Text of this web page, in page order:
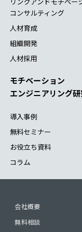
(3) 共同利用する者の
上記利用目的の範囲
とがあります。
(4) 共同利用する個人
(5) 取得方法
よって共有します。
護方針（4.開示、訂
続きをお願いいたし
が、以下の宛先にご
E-Mail：
コンサルティング
人材育成
組織開発
人材採用
モチベーション
エンジニアリング
導入事例
無料セミナー
お役立ち資料
コラム
会社概要
無料相談